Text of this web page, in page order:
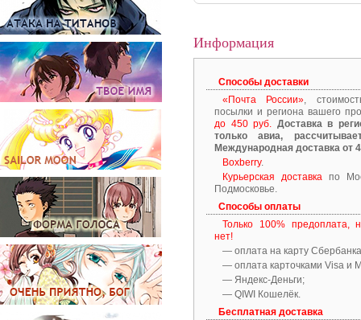
Информация
Способы доставки
«Почта России»,
посылки и региона вашего
до 450 руб. Доставка в
только авиа,
Международная доставка от
Boxberry.
Курьерская доставкапо
Подмосковье.
Способы оплаты
Только 100% предоплата,
нет!
— оплата на карту
— оплата карточками Visa и
— Яндекс-Деньги;
— QIWI Кошелёк.
Бесплатная доставка